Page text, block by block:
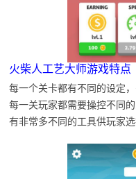
火柴人工艺大师游戏特点
每一个关卡都有不同的设定
每一关玩家都需要操控不同
有非常多不同的工具供玩家